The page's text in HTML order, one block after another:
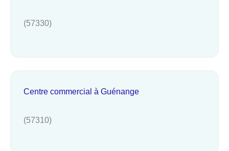
(57330)
Centre commercial à Guénange
(57310)